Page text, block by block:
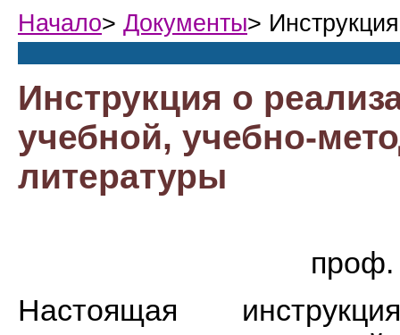
Начало> Документы>
Инструкция о
учебной, учебно-
литературы
проф.
Настоящая